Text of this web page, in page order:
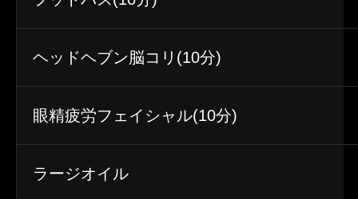
ヘッドヘブン脳コリ(10分)
眼精疲労フェイシャル(10分)
ラージオイル